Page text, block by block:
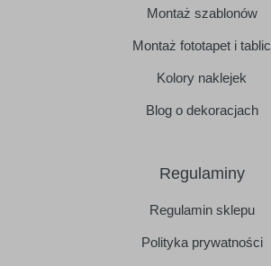
Montaż szablonów
Montaż fototapet i tablic
Kolory naklejek
Blog o dekoracjach
Regulaminy
Regulamin sklepu
Polityka prywatności